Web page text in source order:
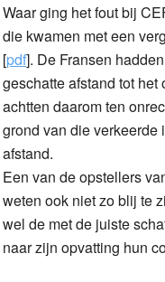
Waar ging het fout bij
die kwamen met een
[pdf]. De Fransen
geschatte afstand tot
achtten daarom ten
grond van die verkeerde
afstand.
Een van de opstellers
weten ook niet zo blij te
wel de met de juiste
naar zijn opvatting hun